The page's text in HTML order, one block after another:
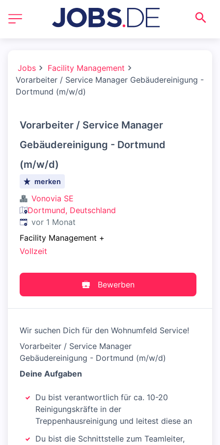
Jobs
Facility Management
Vorarbeiter / Service Manager Gebäudereinigung -
Dortmund (m/w/d)
Vorarbeiter / Service Manager
Gebäudereinigung - Dortmund
(m/w/d)
merken
Vonovia SE
Dortmund, Deutschland
Veröffentlicht:
vor 1 Monat
Facility Management +
Vollzeit
Bewerben
Wir suchen Dich für den Wohnumfeld Service!
Vorarbeiter / Service Manager
Gebäudereinigung - Dortmund (m/w/d)
Deine Aufgaben
Du bist verantwortlich für ca. 10-20
Reinigungskräfte in der
Treppenhausreinigung und leitest diese an
Du bist die Schnittstelle zum Teamleiter,